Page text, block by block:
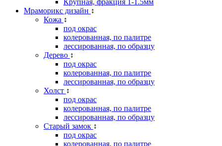
Мраморикс дизайн ↕
Кожа ↕
под окрас
колерованная, по палитре
лессированная, по образцу
Дерево ↕
под окрас
колерованная, по палитре
лессированная, по образцу
Холст ↕
под окрас
колерованная, по палитре
лессированная, по образцу
Старый замок ↕
под окрас
колерованная, по палитре